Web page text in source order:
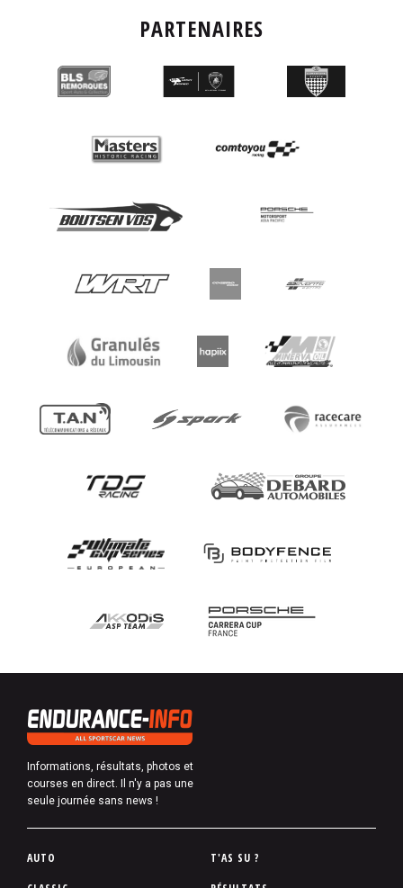
PARTENAIRES
Informations, résultats, photos et
courses en direct. Il n'y a pas une
seule journée sans news !
P
AUTO
T'AS SU ?